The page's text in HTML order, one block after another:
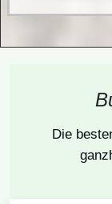
Die